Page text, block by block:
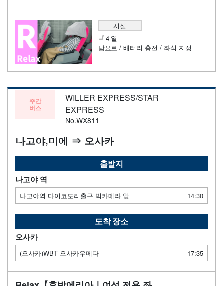
시설
4 열
담요로 / 배터리 충전 / 좌석 지정
주간
버스
WILLER EXPRESS/STAR
EXPRESS
No.WX811
나고야,미에 ⇒ 오사카
출발지
나고야 역
나고야역 다이코도리출구 빅카메라 앞 14:30
도착 장소
오사카
(오사카)WBT 오사카우메다 17:35